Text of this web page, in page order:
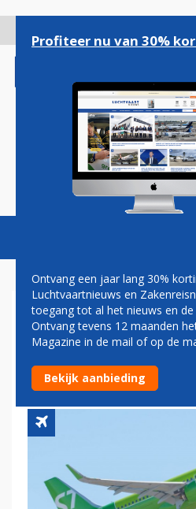
gaan
Magazine
S7 AIRLINES
FRUITIGE NAAM
NIEUWE
Profiteer nu van 30%
Ontvang een jaar lang 30%
Luchtvaartnieuws en
toegang tot al het nieuws en
Ontvang tevens 12 maanden
Magazine in de mail of op de
Bekijk aanbieding